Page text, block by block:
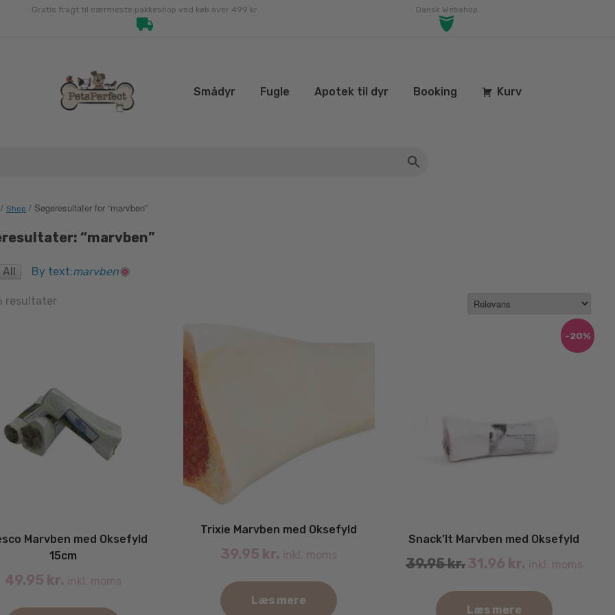
Gratis fragt til nærmeste pakkeshop ved køb over 499 kr. Dansk Webshop
Smådyr Fugle Apotek til dyr Booking Kurv
Shop / Søgeresultater for “marvben”
“marvben”
All By text:marvben
resultaterSorted
Marvben med Oksefyld
15cm
49.95 kr. inkl. moms
Trixie Marvben med Oksefyld
39.95 kr. inkl. moms
Læs mere
-20%
Snack’It Marvben med Oksefyld
39.95kr.31.96 kr. inkl. moms
Læs mere